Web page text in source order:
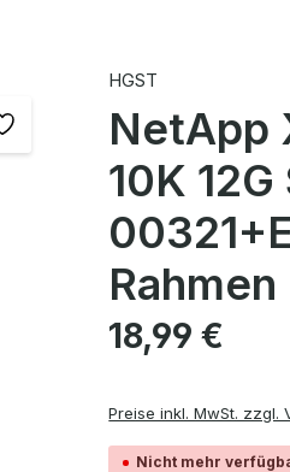
HGST
NetApp
10K
Rahmen
Regulärer Preis:
18,99 €
Preise inkl. MwSt. zzgl.
Nicht mehr